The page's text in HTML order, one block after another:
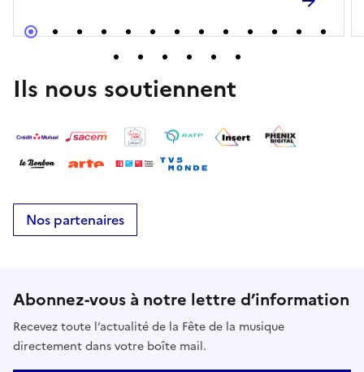
Ils nous soutiennent
Nos partenaires
Abonnez-vous à notre lettre d’information
Recevez toute l’actualité de la Fête de la musique
directement dans votre boîte mail.